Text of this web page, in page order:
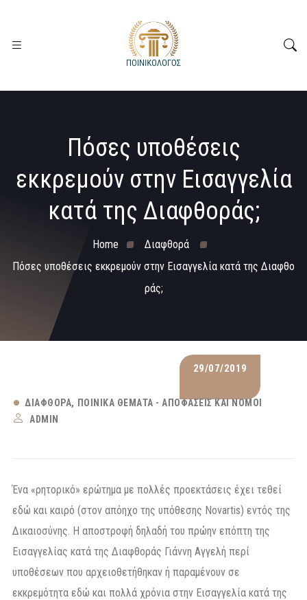
Πόσες υποθέσεις
εκκρεμούν στην Εισαγγελία
κατά της Διαφθοράς;
Home
Διαφθορά
Πόσες υποθέσεις εκκρεμούν στην Εισαγγελία κατά της Διαφθο
ράς;
29/07/2019
ΔΙΑΦΘΟΡΆ
ΠΟΙΝΙΚΆ ΘΈΜΑΤΑ - ΑΠΟΦΆΣΕΙΣ ΚΑΙ ΝΌΜΟΙ
ADMIN
Ένα «ρητορικό» ερώτημα με πολλές προεκτάσεις έχει τεθεί
εδώ και καιρό (στον απόηχο της υπόθεσης Novartis) εντός της
Δικαιοσύνης. Η αποστροφή δηλαδή του πρώην επόπτη της
Εισαγγελίας κατά της Διαφθοράς Γιάννη Αγγελή περί
υποθέσεων που αρχειοθετήθηκαν ή παραμένουν σε
εκκρεμότητα εδώ και πολλά χρόνια στην Εισαγγελία κατά της